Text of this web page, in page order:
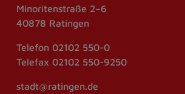
Minoritenstraße 2–6
40878 Ratingen
Telefon 02102 550-0
Telefax 02102 550-9250
stadt@ratingen.de